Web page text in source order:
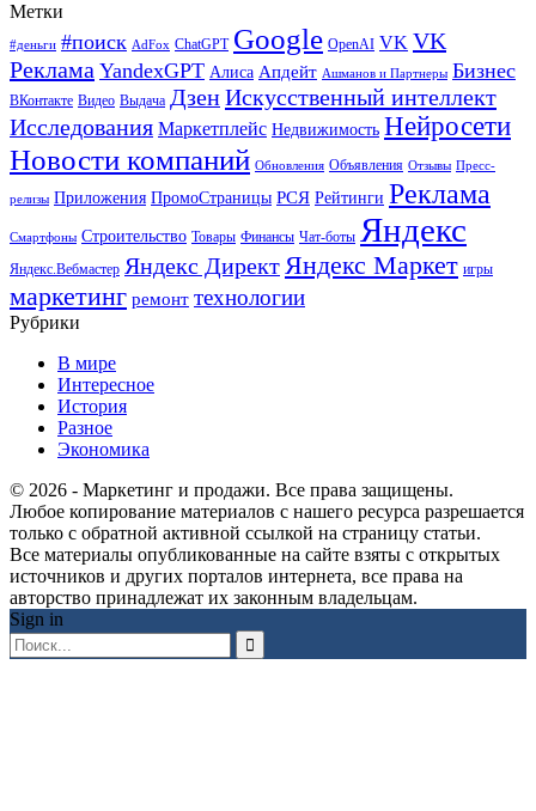
Метки
#деньги #поиск AdFox ChatGPT Google OpenAI VK VK
Реклама YandexGPT Алиса Апдейт Ашманов и Партнеры Бизнес
ВКонтакте Видео Выдача ДзенИскусственный интеллект
Исследования Маркетплейс Недвижимость Нейросети
Новости компаний Обновления Объявления Отзывы Пресс-
релизы Приложения ПромоСтраницы РСЯ Рейтинги Реклама
Смартфоны Строительство Товары Финансы Чат-боты Яндекс
Яндекс.Вебмастер Яндекс ДиректЯндекс Маркет игры
маркетинг ремонт технологии
Рубрики
В мире
Интересное
История
Разное
Экономика
© 2026 - Маркетинг и продажи. Все права защищены.
Любое копирование материалов с нашего ресурса разрешается
только с обратной активной ссылкой на страницу статьи.
Все материалы опубликованные на сайте взяты с открытых
источников и других порталов интернета, все права на
авторство принадлежат их законным владельцам.
Sign in